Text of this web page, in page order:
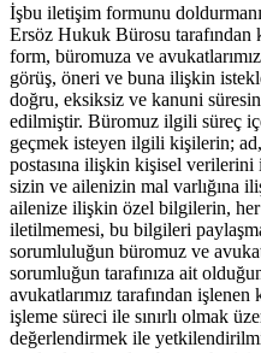
İşbu iletişim formunu
Ersöz Hukuk Bürosu tarafından
form, büromuza ve
görüş, öneri ve buna ilişkin
doğru, eksiksiz ve kanuni
edilmiştir. Büromuz ilgili süreç
geçmek isteyen ilgili kişilerin;
postasına ilişkin kişisel
sizin ve ailenizin mal varlığına
ailenize ilişkin özel bilgilerin, her
iletilmemesi, bu bilgileri
sorumluluğun büromuz ve
sorumluğun tarafınıza ait
avukatlarımız tarafından
işleme süreci ile sınırlı olmak
değerlendirmek ile